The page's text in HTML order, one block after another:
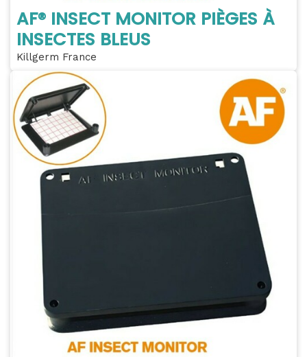
AF® INSECT MONITOR PIÈGES À
INSECTES BLEUS
Killgerm France